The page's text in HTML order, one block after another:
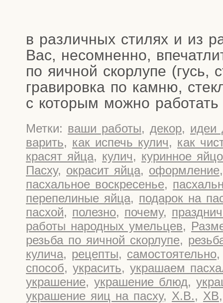
в раз­лич­ных сти­лях и из
Вас, несо­мнен­но,
по яич­ной скор­лу­пе (гусь,
гра­ви­ров­ка по кам­ню,
с кото­рым мож­но
Метки: ваши работы, декор, идеи
варить, как испечь кулич, как
красят яйца, кулич, куринное яйцо
Пасху, окрасит яйца, оформление
пасхальное воскресенье,
перепелиные яйца, подарок на
пасхой, полезно, почему,
работы народных умельцев,
резьба по яичной скорлупе,
кулича, рецепты, самостоятельно
способ, украсить, украшаем
украшение, украшение блюд,
украшение яиц на пасху, Х.В., ХВ